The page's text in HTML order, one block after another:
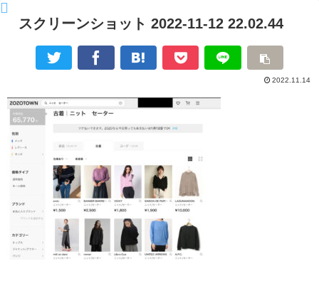
スクリーンショット 2022-11-12 22.02.44
2022.11.14